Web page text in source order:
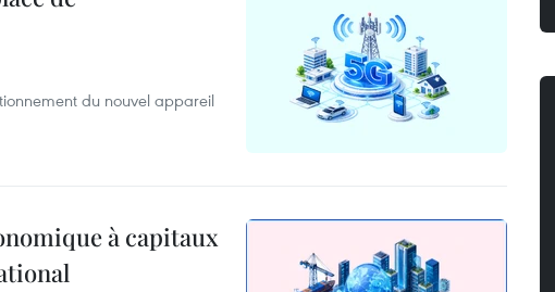
du nouvel appareil
à capitaux